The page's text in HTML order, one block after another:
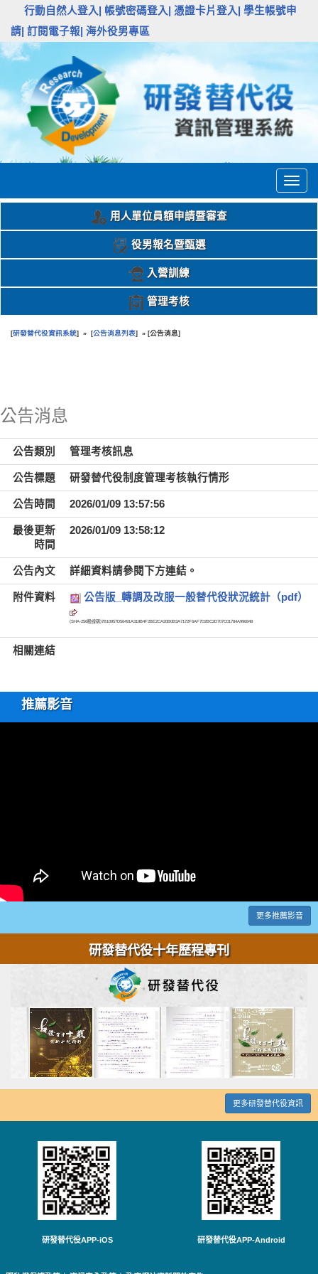
行動自然人登入| 帳號密碼登入| 憑證卡片登入|
學生帳號申
請| 訂閱電子報| 海外役男專區
用人單位員額申請暨審查
役男報名暨甄選
入營訓練
管理考核
[研發替代役資訊系統] » [公告消息列表] » [公告消息]
公告消息
公告類別 管理考核訊息
公告標題 研發替代役制度管理考核執行情形
公告時間 2026/01/09 13:57:56
最後更新
時間
2026/01/09 13:58:12
公告內文 詳細資料請參閱下方連結。
附件資料 公告版_轉調及改服一般替代役狀況統計（pdf）
(SHA-256驗證碼)7B10957D56491A319B4F2BE2CA20B0B3A7172F6AF7D2BC2D707C01784A996848
相關連結
推薦影音
更多推薦影音
研發替代役十年歷程專刊
更多研發替代役資訊
研發替代役APP-iOS 研發替代役APP-Android